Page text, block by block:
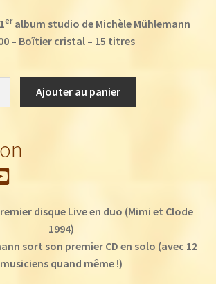
eralbum studio de Michèle Mühlemann
– Boîtier cristal – 15 titres
Ajouter au panier
disque Live en duo (Mimi et Clode
1994)
sort son premier CD en solo (avec 12
musiciens quand même !)